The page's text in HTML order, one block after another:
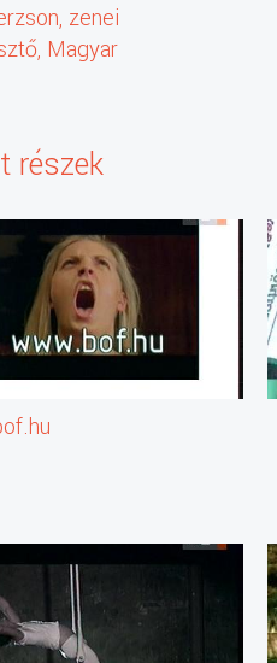
zenei
Magyar
részek